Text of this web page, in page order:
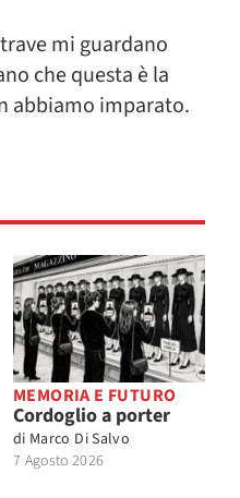
mi guardano
che questa è la
abbiamo imparato.
MEMORIA E FUTURO
Cordoglio a porter
di Marco Di Salvo
7 Agosto 2026